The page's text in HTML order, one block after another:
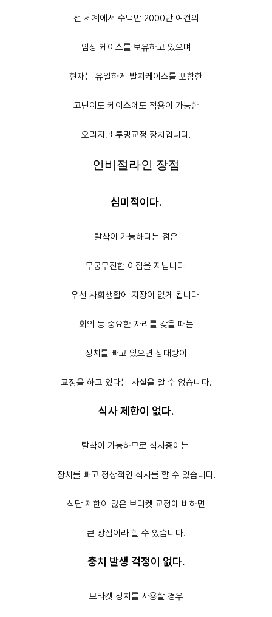
전 세계에서 수백만 2000만 여건의
임상 케이스를 보유하고 있으며
현재는 유일하게 발치케이스를 포함한
고난이도 케이스에도 적용이 가능한
오리지널 투명교정 장치입니다.
인비절라인 장점
심미적이다.
탈착이 가능하다는 점은
무궁무진한 이점을 지닙니다.
우선 사회생활에 지장이 없게 됩니다.
회의 등 중요한 자리를 갖을 때는
장치를 빼고 있으면 상대방이
교정을 하고 있다는 사실을 알 수 없습니다.
식사 제한이 없다.
탈착이 가능하므로 식사중에는
장치를 빼고 정상적인 식사를 할 수 있습니다.
식단 제한이 많은 브라켓 교정에 비하면
큰 장점이라 할 수 있습니다.
충치 발생 걱정이 없다.
브라켓 장치를 사용할 경우